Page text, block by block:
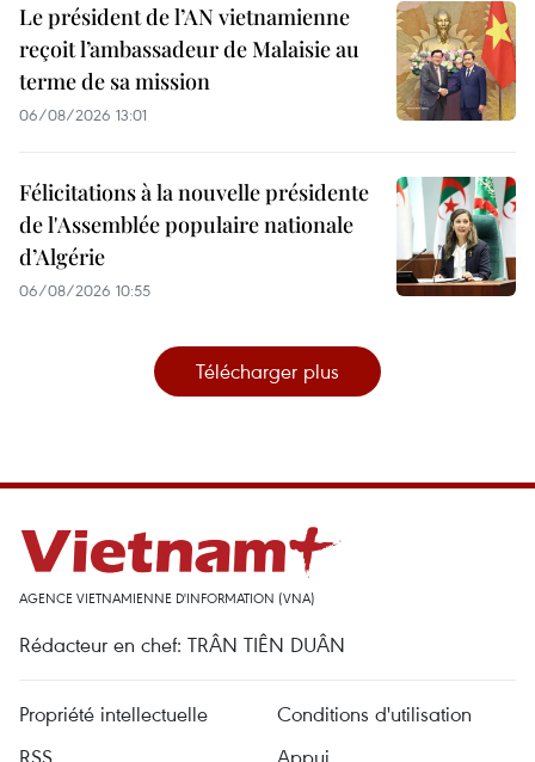
Le président de l’AN vietnamienne
reçoit l’ambassadeur de Malaisie au
terme de sa mission
06/08/2026 13:01
Félicitations à la nouvelle présidente
de l'Assemblée populaire nationale
d’Algérie
06/08/2026 10:55
Télécharger plus
AGENCE VIETNAMIENNE D'INFORMATION (VNA)
Rédacteur en chef: TRÂN TIÊN DUÂN
Propriété intellectuelle
Conditions d'utilisation